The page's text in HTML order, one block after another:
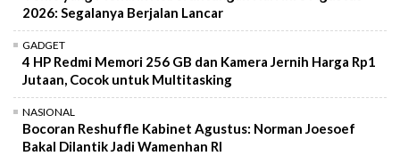
2026: Segalanya Berjalan Lancar
GADGET
4 HP Redmi Memori 256 GB dan Kamera Jernih Harga Rp1
Jutaan, Cocok untuk Multitasking
NASIONAL
Bocoran Reshuffle Kabinet Agustus: Norman Joesoef
Bakal Dilantik Jadi Wamenhan RI